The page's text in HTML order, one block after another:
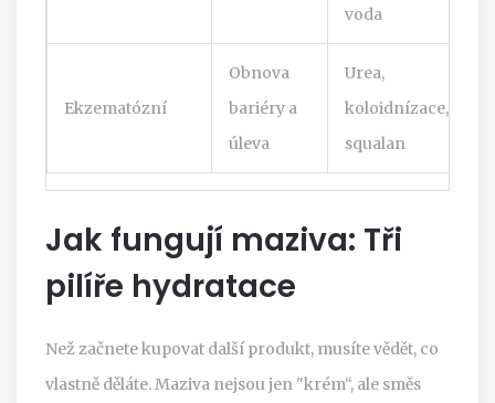
voda
Ekzematózní
Obnova
bariéry a
úleva
Urea,
koloidnízace,
squalan
Jak fungují maziva: Tři
pilíře hydratace
Než začnete kupovat další produkt, musíte vědět, co
vlastně děláte. Maziva nejsou jen "krém“, ale směs